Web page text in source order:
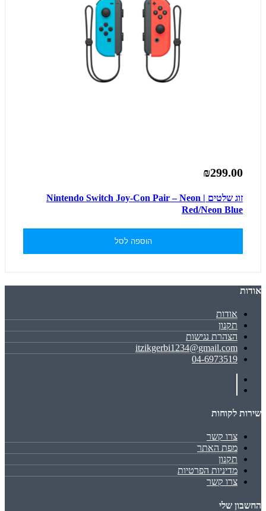
₪299.00
זוג שלטים | Nintendo Switch Joy-Con Pair – Neon
Red/Neon Blue
הוספה לסל
אודות
אודות
תקנון
הצהרת נגישות
itzikgerbi1234@gmail.com
04-6973519
שירות לקוחות
צרו קשר
מפת האתר
תקנון
מדיניות הפרטיות
צרו קשר
החשבון שלי